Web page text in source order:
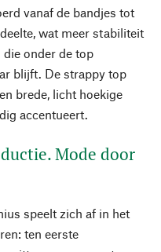
vanaf de bandjes tot
wat meer stabiliteit
onder de top
blijft. De strappy top
brede, licht hoekige
accentueert.
Mode door
speelt zich af in het
ten eerste